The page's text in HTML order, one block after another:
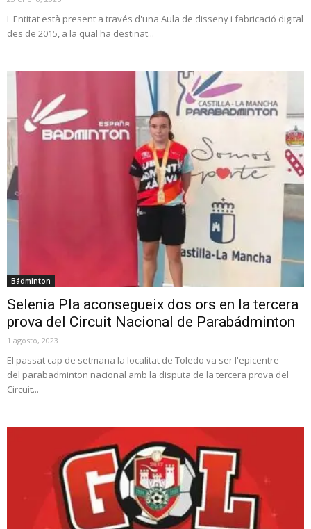
L'Entitat està present a través d'una Aula de disseny i fabricació digital
des de 2015, a la qual ha destinat...
Bádminton
Selenia Pla aconsegueix dos ors en la tercera
prova del Circuit Nacional de Parabádminton
1 agosto, 2023
El passat cap de setmana la localitat de Toledo va ser l'epicentre
del parabadminton nacional amb la disputa de la tercera prova del
Circuit...